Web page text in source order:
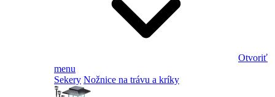
Otvoriť
menu
Sekery Nožnice na trávu a kríky